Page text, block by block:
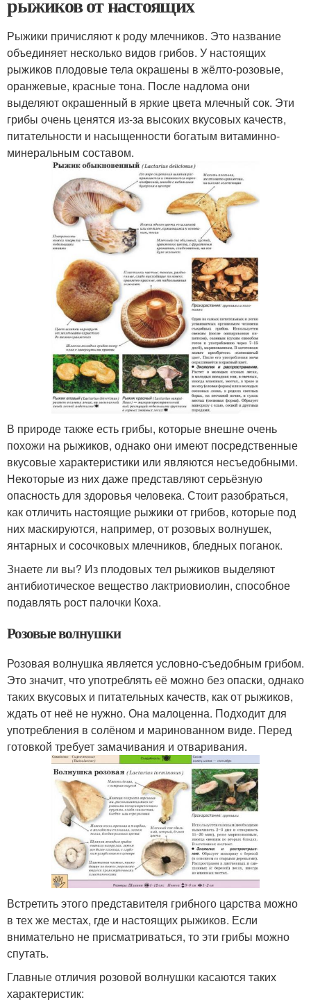
Рыжики причисляют к роду млечников. Это название
объединяет несколько видов грибов. У настоящих
рыжиков плодовые тела окрашены в жёлто-розовые,
оранжевые, красные тона. После надлома они
выделяют окрашенный в яркие цвета млечный сок. Эти
грибы очень ценятся из-за высоких вкусовых качеств,
питательности и насыщенности богатым витаминно-
минеральным составом.
В природе также есть грибы, которые внешне очень
похожи на рыжиков, однако они имеют посредственные
вкусовые характеристики или являются несъедобными.
Некоторые из них даже представляют серьёзную
опасность для здоровья человека. Стоит разобраться,
как отличить настоящие рыжики от грибов, которые под
них маскируются, например, от розовых волнушек,
янтарных и сосочковых млечников, бледных поганок.
Знаете ли вы? Из плодовых тел рыжиков выделяют
антибиотическое вещество лактриовиолин, способное
подавлять рост палочки Коха.
Розовые волнушки
Розовая волнушка является условно-съедобным грибом.
Это значит, что употреблять её можно без опаски, однако
таких вкусовых и питательных качеств, как от рыжиков,
ждать от неё не нужно. Она малоценна. Подходит для
употребления в солёном и маринованном виде. Перед
готовкой требует замачивания и отваривания.
Встретить этого представителя грибного царства можно
в тех же местах, где и настоящих рыжиков. Если
внимательно не присматриваться, то эти грибы можно
спутать.
Главные отличия розовой волнушки касаются таких
характеристик: